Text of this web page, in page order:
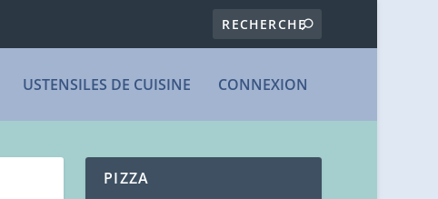
USTENSILES DE CUISINE CONNEXION
PIZZA